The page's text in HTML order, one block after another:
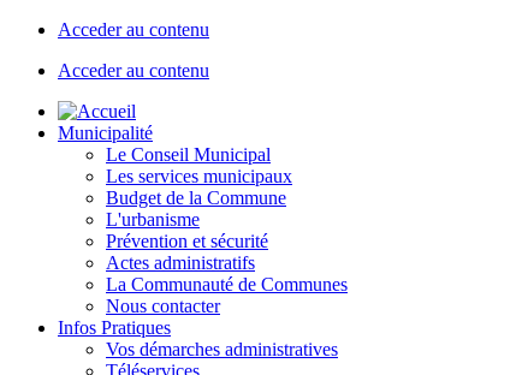
Acceder au contenu
Acceder au contenu
Municipalité
Le Conseil Municipal
Les services municipaux
Budget de la Commune
L'urbanisme
Prévention et sécurité
Actes administratifs
La Communauté de Communes
Nous contacter
Infos Pratiques
Vos démarches administratives
Téléservices